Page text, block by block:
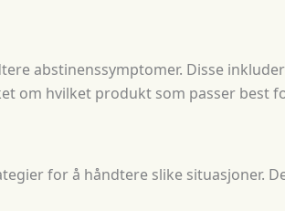
abstinenssymptomer. Disse
om hvilket produkt som passer best
for å håndtere slike situasjoner.